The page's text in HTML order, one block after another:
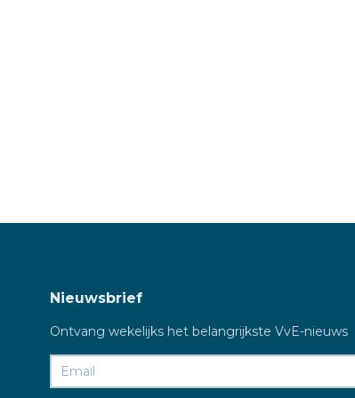
Nieuwsbrief
Ontvang wekelijks het belangrijkste VvE-nieuws